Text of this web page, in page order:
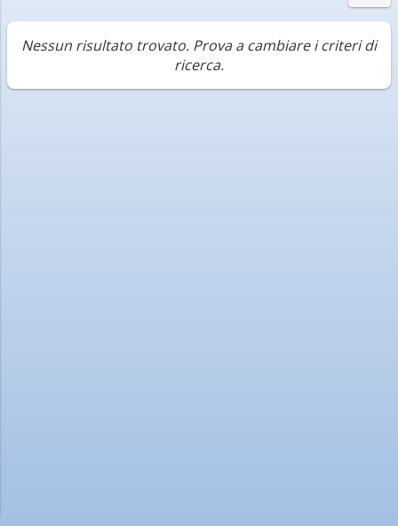
Nessun risultato trovato. Prova a cambiare i criteri di
ricerca.